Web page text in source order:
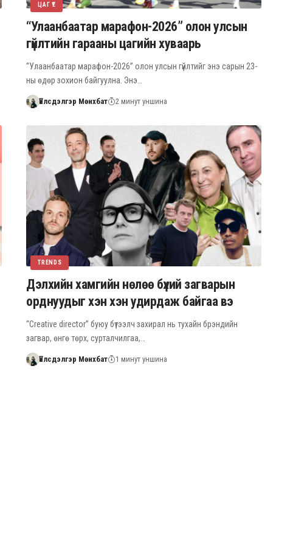
ЦАГ ҮЕ
“Улаанбаатар марафон-2026” олон улсын
гүйлтийн гарааны цагийн хуваарь
“Улаанбаатар марафон-2026” олон улсын гүйлтийг энэ сарын 23-
ны өдөр зохион байгуулна. Энэ…
Үйлсдэлгэр Мөнхбат 2 минут уншина
TRENDS
Дэлхийн хамгийн нөлөө бүхий загварын
орднуудыг хэн хэн удирдаж байгаа вэ
“Creative director” буюу бүтээлч захирал нь тухайн брэндийн
загвар, өнгө төрх, сурталчилгаа,…
Үйлсдэлгэр Мөнхбат 1 минут уншина